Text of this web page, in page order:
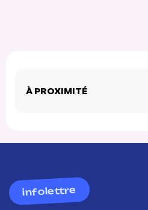
À PROXIMITÉ
infolettre